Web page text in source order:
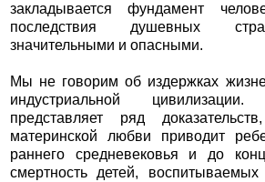
закладывается фундамент
последствия душевных
значительными и опасными.
Мы не говорим об издержках
индустриальной
представляет ряд
материнской любви приводит
раннего средневековья и до
смертность детей,